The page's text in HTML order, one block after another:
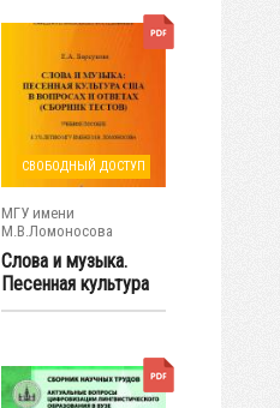
СВОБОДНЫЙ ДОСТУП
МГУ имени
М.В.Ломоносова
Слова и музыка.
Песенная культура
США в вопросах...